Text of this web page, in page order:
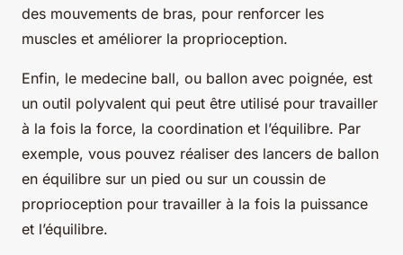
des mouvements de bras, pour renforcer les
muscles et améliorer la proprioception.
Enfin, le medecine ball, ou ballon avec poignée, est
un outil polyvalent qui peut être utilisé pour travailler
à la fois la force, la coordination et l’équilibre. Par
exemple, vous pouvez réaliser des lancers de ballon
en équilibre sur un pied ou sur un coussin de
proprioception pour travailler à la fois la puissance
et l’équilibre.